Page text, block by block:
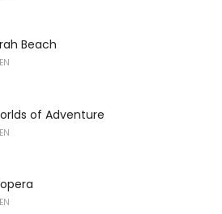
Beach
of Adventure